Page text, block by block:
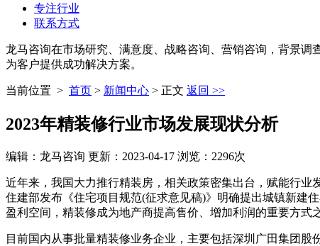
专注行业
联系方式
龙马咨询在市场研究、满意度、战略咨询、营销咨询，背景调
为客户提供成功解决方案。
当前位置 > 首页 > 新闻中心 > 正文 返回 >>
2023年精装修行业市场发展现状分析
编辑：龙马咨询 更新：2023-04-17 浏览：2296次
近年来，我国大力推行精装房，相关政策密集出台，赋能行业
住建部发布《住宅项目规范(征求意见稿)》明确提出城镇新建
盈利空间，精装修成为地产商提高售价、增加利润的重要方式
目前国内从事批量精装修业务企业，主要包括深圳广田集团